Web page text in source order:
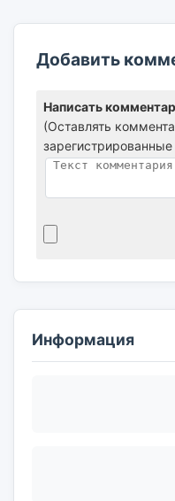
Добавить
Написать
(Оставлять
зарегистрированные
Информация